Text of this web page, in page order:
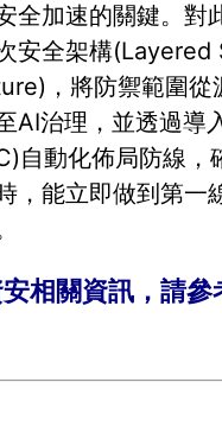
全加速的關鍵。對
安全架構
，將防禦範圍從
AI治理，並透過導
自動化佈局防線，
，能立即做到第一
相關資訊，請